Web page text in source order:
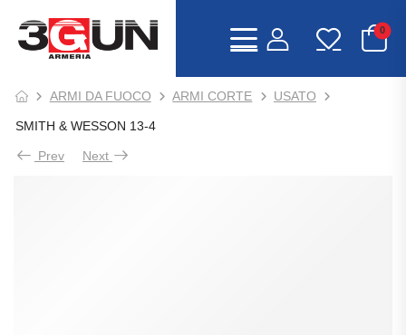
0
ARMI DA FUOCO ARMI CORTE USATO
SMITH & WESSON 13-4
Prev Next